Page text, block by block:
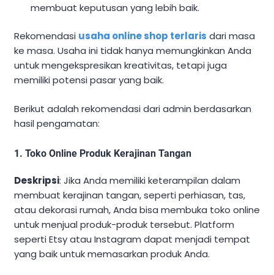
membuat keputusan yang lebih baik.
Rekomendasi usaha online shop terlaris dari masa
ke masa. Usaha ini tidak hanya memungkinkan Anda
untuk mengekspresikan kreativitas, tetapi juga
memiliki potensi pasar yang baik.
Berikut adalah rekomendasi dari admin berdasarkan
hasil pengamatan:
1. Toko Online Produk Kerajinan Tangan
Deskripsi: Jika Anda memiliki keterampilan dalam
membuat kerajinan tangan, seperti perhiasan, tas,
atau dekorasi rumah, Anda bisa membuka toko online
untuk menjual produk-produk tersebut. Platform
seperti Etsy atau Instagram dapat menjadi tempat
yang baik untuk memasarkan produk Anda.